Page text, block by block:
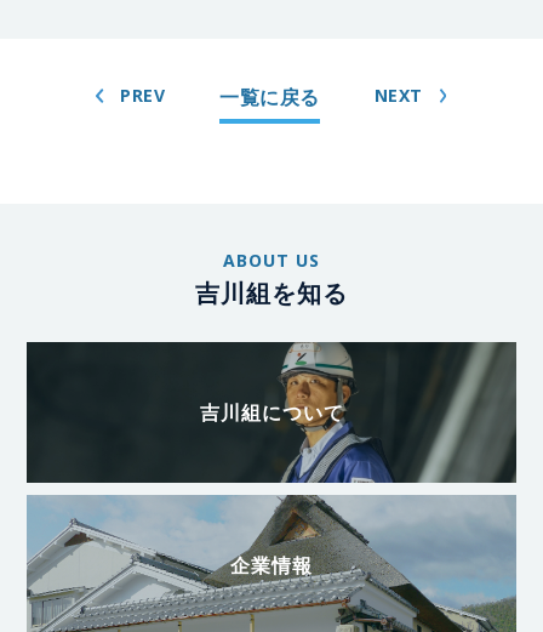
PREV 一覧に戻る NEXT
ABOUT US
吉川組を知る
吉川組について
企業情報